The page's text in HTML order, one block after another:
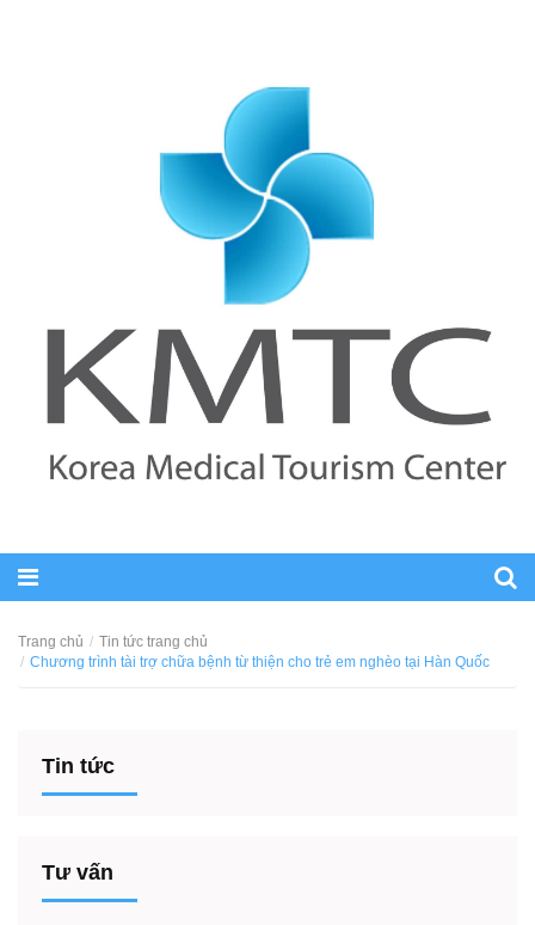
Trang chủ
Tin tức trang chủ
Chương trình tài trợ chữa bệnh từ thiện cho trẻ em nghèo tại Hàn Quốc
Tin tức
Tư vấn